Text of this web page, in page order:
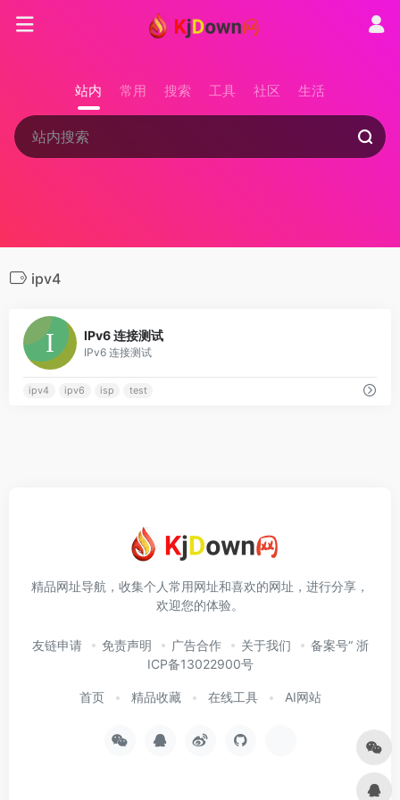
站内 常用 搜索 工具 社区 生活
ipv4
IPv6 连接测试
IPv6 连接测试
ipv4 ipv6 isp test
精品网址导航，收集个人常用网址和喜欢的网址，进行分享，
欢迎您的体验。
友链申请 免责声明 广告合作 关于我们
备案号“ 浙
ICP备13022900号
首页 精品收藏 在线工具 AI网站